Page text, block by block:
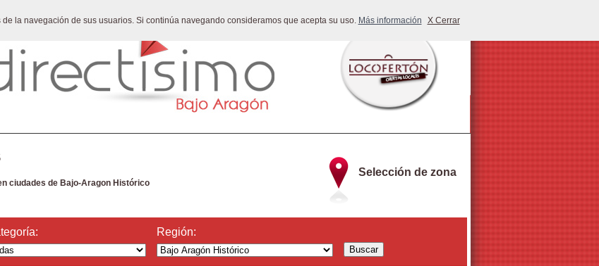
la navegación de sus usuarios. Si continúa navegando consideramos que acepta su uso. Más información X Cerrar
Selección de zona
ciudades de Bajo-Aragon Histórico
Región: